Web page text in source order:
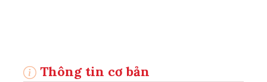
Thông tin cơ bản